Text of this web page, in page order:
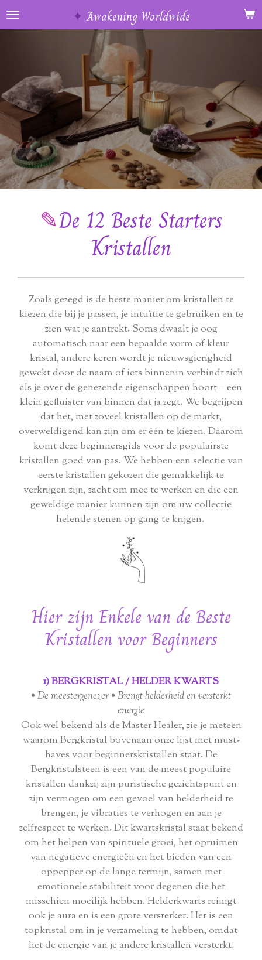
Ga
direct
hoofdinhoud
✦ Awakening Worldwide
✎De 12 Beste Starters
Kristallen
Zoals gezegd is de beste manier om kristallen te
kiezen die bij je passen, je intuïtie te gebruiken en te
zien wat je aantrekt. Soms dwaalt je oog
automatisch naar een bepaalde vorm of kleur
kristal, andere keren wordt je nieuwsgierigheid
gewekt door de naam of iets binnenin verbindt zich
als je over de genezende eigenschappen hoort – een
klein gefluister van binnen dat ja zegt. We begrijpen
dat het, met zoveel kristallen op de markt,
overweldigend kan zijn om er één te kiezen. Daarom
komt deze beginnersgids voor de populairste
kristallen goed van pas. We hebben een selectie van
eerste kristallen gekozen die gemakkelijk te
verkrijgen zijn, zacht om mee te werken en die een
geweldige manier kunnen zijn om uw collectie
helende stenen op gang te krijgen.
Hier zijn Enkele van de Beste
Kristallen voor Beginners
1) BERGKRISTAL / HELDER KWARTS
• De meestergenezer • Brengt helderheid en versterkt
energie
Ook wel bekend als de Master Healer, zie je meteen
waarom Bergkristal bovenaan onze lijst met must-
haves voor beginnerskristallen staat. De
Bergkristalsteen is een van de meest populaire
kristallen dankzij zijn puristische gezichtspunt en
zijn vermogen om een gevoel van helderheid te
brengen, je vibraties te verhogen en aan je
zelfrespect te werken. Dit kwartskristal staat bekend
om het helpen van spirituele groei, het opruimen
van negatieve energieën en het bieden van een
oppepper op de lange termijn, samen met
emotionele stabiliteit voor degenen die het
misschien moeilijk hebben. Helderkwarts reinigt
ook je aura en is een grote versterker. Het is een
topkristal om in je verzameling te hebben, omdat
het de energie van je andere kristallen versterkt.